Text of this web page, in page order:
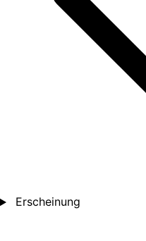
Erscheinung